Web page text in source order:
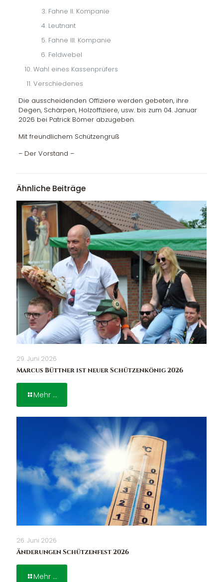
Fahne II. Kompanie
Leutnant
Fahne III. Kompanie
Feldwebel
Wahl eines Kassenprüfers
Verschiedenes
Die ausscheidenden Offiziere werden gebeten, ihre
Degen, Schärpen, Holzoffiziere, usw. bis zum 04. Januar
2026 bei Patrick Bömer abzugeben.
Mit freundlichem Schützengruß
– Der Vorstand –
Ähnliche Beiträge
29. Juni 2026
Marcus Büttner ist neuer Schützenkönig 2026
Mehr ...
26. Juni 2026
Änderungen Schützenfest 2026
Mehr ...